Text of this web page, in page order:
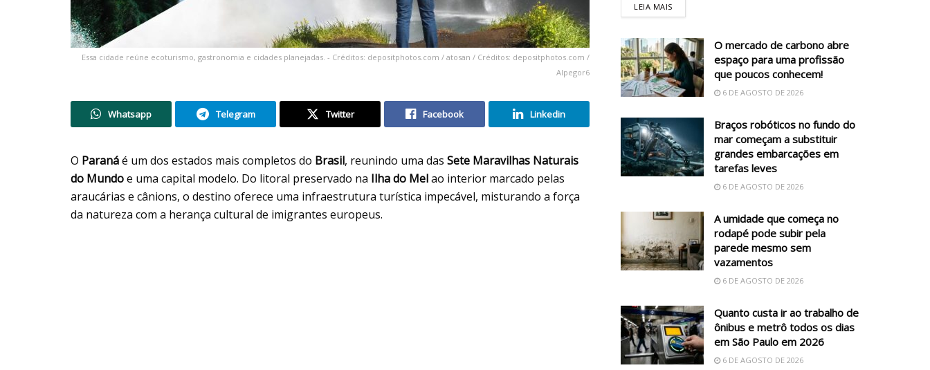
Essa cidade reúne ecoturismo, gastronomia e cidades planejadas. - Créditos: depositphotos.com / atosan / Créditos: depositphotos.com /
Alpegor6
Whatsapp Telegram Twitter Facebook Linkedin
O Paranáé um dos estados mais completos do Brasil, reunindo uma das Sete Maravilhas Naturais
do Mundoe uma capital modelo. Do litoral preservado na Ilha do Melao interior marcado pelas
araucárias e cânions, o destino oferece uma infraestrutura turística impecável, misturando a força
da natureza com a herança cultural de imigrantes europeus.
LEIA MAIS
O mercado de carbono abre
espaço para uma profissão
que poucos conhecem!
6 DE AGOSTO DE 2026
Braços robóticos no fundo do
mar começam a substituir
grandes embarcações em
tarefas leves
6 DE AGOSTO DE 2026
A umidade que começa no
rodapé pode subir pela
parede mesmo sem
vazamentos
6 DE AGOSTO DE 2026
Quanto custa ir ao trabalho de
ônibus e metrô todos os dias
em São Paulo em 2026
6 DE AGOSTO DE 2026